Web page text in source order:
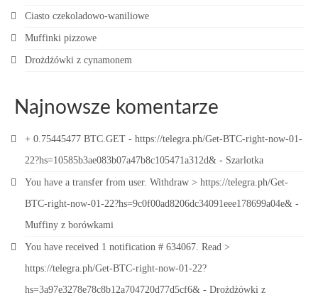
Ciasto czekoladowo-waniliowe
Muffinki pizzowe
Drożdżówki z cynamonem
Najnowsze komentarze
+ 0.75445477 BTC.GET - https://telegra.ph/Get-BTC-right-now-01-
22?hs=10585b3ae083b07a47b8c105471a312d& - Szarlotka
You have a transfer from user. Withdrаw > https://telegra.ph/Get-
BTC-right-now-01-22?hs=9c0f00ad8206dc34091eee178699a04e& -
Muffiny z borówkami
You have received 1 notification # 634067. Read >
https://telegra.ph/Get-BTC-right-now-01-22?
hs=3a97e3278e78c8b12a704720d77d5cf6& - Drożdżówki z